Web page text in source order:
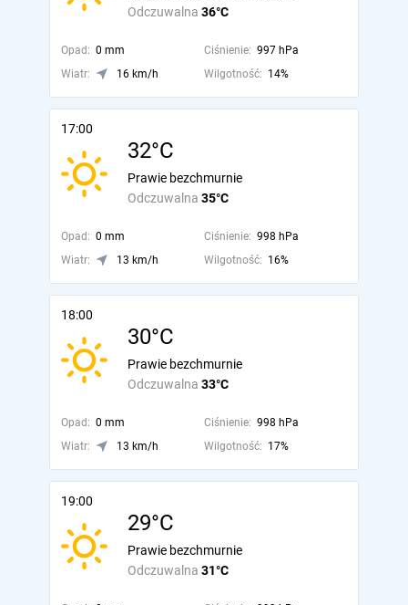
Odczuwalna 36°C
Opad: 0 mm Ciśnienie: 997 hPa
Wiatr:
16 km/h Wilgotność: 14%
17:00
32°C
Odczuwalna 35°C
Prawie bezchmurnie
Opad: 0 mm Ciśnienie: 998 hPa
Wiatr:
13 km/h Wilgotność: 16%
18:00
30°C
Odczuwalna 33°C
Prawie bezchmurnie
Opad: 0 mm Ciśnienie: 998 hPa
Wiatr:
13 km/h Wilgotność: 17%
19:00
29°C
Odczuwalna 31°C
Prawie bezchmurnie